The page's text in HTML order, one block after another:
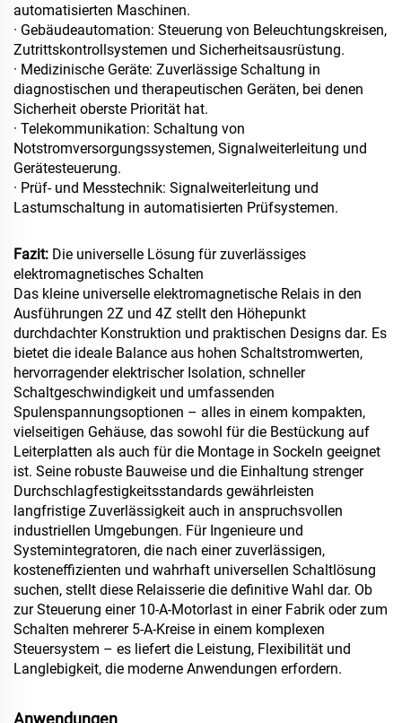
automatisierten Maschinen.
· Gebäudeautomation: Steuerung von Beleuchtungskreisen,
Zutrittskontrollsystemen und Sicherheitsausrüstung.
· Medizinische Geräte: Zuverlässige Schaltung in
diagnostischen und therapeutischen Geräten, bei denen
Sicherheit oberste Priorität hat.
· Telekommunikation: Schaltung von
Notstromversorgungssystemen, Signalweiterleitung und
Gerätesteuerung.
· Prüf- und Messtechnik: Signalweiterleitung und
Lastumschaltung in automatisierten Prüfsystemen.
Fazit: Die universelle Lösung für zuverlässiges
elektromagnetisches Schalten
Das kleine universelle elektromagnetische Relais in den
Ausführungen 2Z und 4Z stellt den Höhepunkt
durchdachter Konstruktion und praktischen Designs dar. Es
bietet die ideale Balance aus hohen Schaltstromwerten,
hervorragender elektrischer Isolation, schneller
Schaltgeschwindigkeit und umfassenden
Spulenspannungsoptionen – alles in einem kompakten,
vielseitigen Gehäuse, das sowohl für die Bestückung auf
Leiterplatten als auch für die Montage in Sockeln geeignet
ist. Seine robuste Bauweise und die Einhaltung strenger
Durchschlagfestigkeitsstandards gewährleisten
langfristige Zuverlässigkeit auch in anspruchsvollen
industriellen Umgebungen. Für Ingenieure und
Systemintegratoren, die nach einer zuverlässigen,
kosteneffizienten und wahrhaft universellen Schaltlösung
suchen, stellt diese Relaisserie die definitive Wahl dar. Ob
zur Steuerung einer 10-A-Motorlast in einer Fabrik oder zum
Schalten mehrerer 5-A-Kreise in einem komplexen
Steuersystem – es liefert die Leistung, Flexibilität und
Langlebigkeit, die moderne Anwendungen erfordern.
Anwendungen